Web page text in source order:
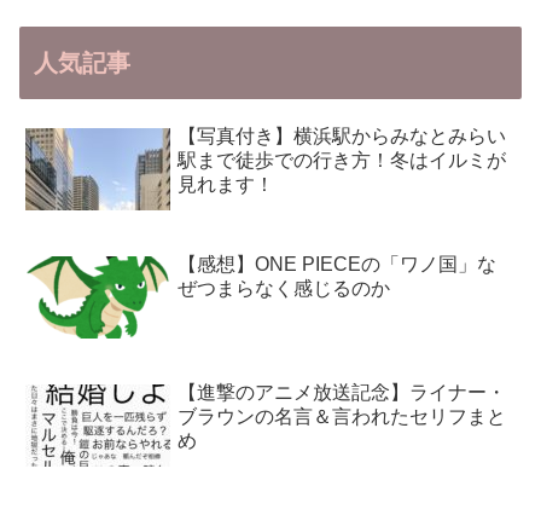
人気記事
【写真付き】横浜駅からみなとみらい
駅まで徒歩での行き方！冬はイルミが
見れます！
【感想】ONE PIECEの「ワノ国」な
ぜつまらなく感じるのか
【進撃のアニメ放送記念】ライナー・
ブラウンの名言＆言われたセリフまと
め